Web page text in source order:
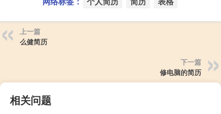
上一篇
么健简历
下一篇
修电脑的简历
相关问题